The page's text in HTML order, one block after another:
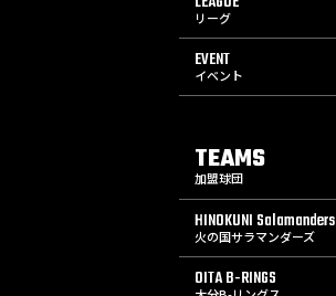
リーグ
EVENT
イベント
TEAMS
加盟球団
HINOKUNI Salamanders
火の国サラマンダーズ
OITA B-RINGS